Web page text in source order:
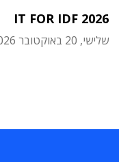
IT FOR IDF 2026
שלישי, 20 באוקטובר 2026